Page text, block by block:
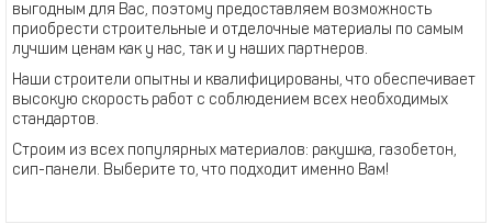
выгодным для Вас, поэтому предоставляем возможность
приобрести строительные и отделочные материалы по самым
лучшим ценам как у нас, так и у наших партнеров.
Наши строители опытны и квалифицированы, что обеспечивает
высокую скорость работ с соблюдением всех необходимых
стандартов.
Строим из всех популярных материалов: ракушка, газобетон,
сип-панели. Выберите то, что подходит именно Вам!